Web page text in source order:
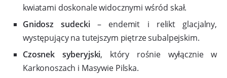
kwiatami doskonale widocznymi wśród skał.
Gnidosz sudecki– endemit i relikt glacjalny,
występujący na tutejszym piętrze subalpejskim.
Czosnek syberyjski, który rośnie wyłącznie w
Karkonoszach i Masywie Pilska.